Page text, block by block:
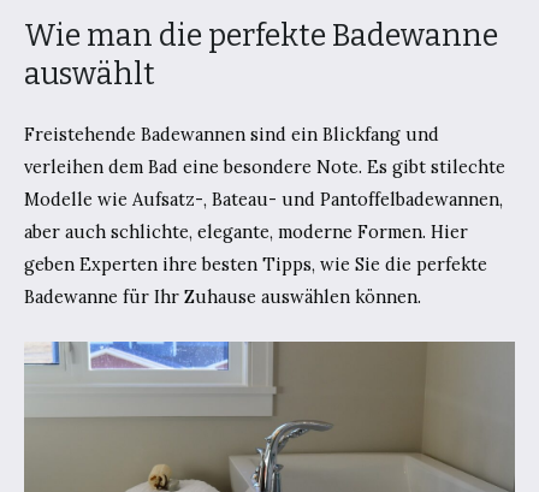
Wie man die perfekte Badewanne
auswählt
Freistehende Badewannen sind ein Blickfang und
verleihen dem Bad eine besondere Note. Es gibt stilechte
Modelle wie Aufsatz-, Bateau- und Pantoffelbadewannen,
aber auch schlichte, elegante, moderne Formen. Hier
geben Experten ihre besten Tipps, wie Sie die perfekte
Badewanne für Ihr Zuhause auswählen können.